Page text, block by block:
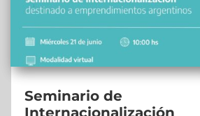
Seminario de